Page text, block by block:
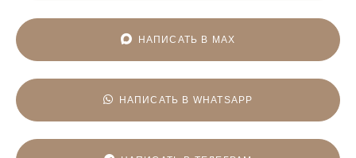
НАПИСАТЬ В MAX
НАПИСАТЬ В WHATSAPP